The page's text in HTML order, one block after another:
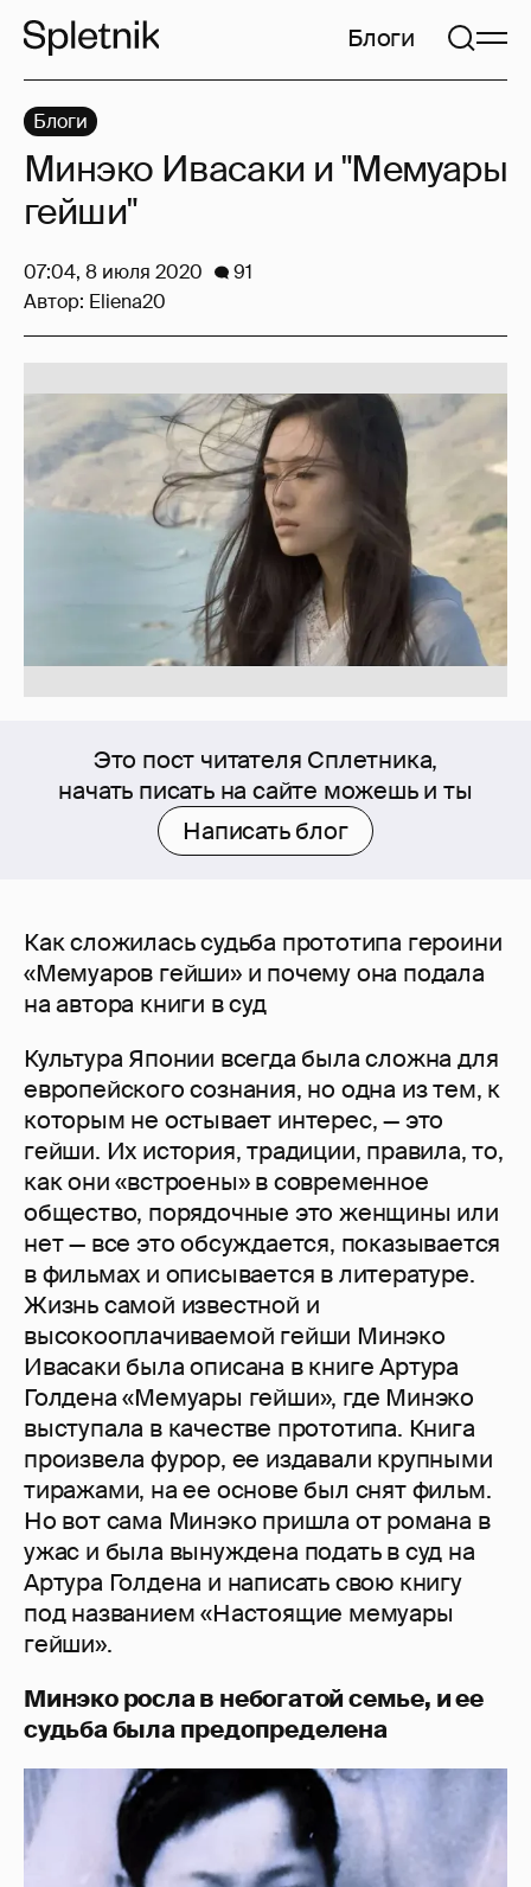
Блоги
Это пост читателя Сплетника,
начать писать на сайте можешь и ты
Написать блог
Как сложилась судьба прототипа героини
«Мемуаров гейши» и почему она подала
на автора книги в суд
Культура Японии всегда была сложна для
европейского сознания, но одна из тем, к
которым не остывает интерес, — это
гейши. Их история, традиции, правила, то,
как они «встроены» в современное
общество, порядочные это женщины или
нет — все это обсуждается, показывается
в фильмах и описывается в литературе.
Жизнь самой известной и
высокооплачиваемой гейши Минэко
Ивасаки была описана в книге Артура
Голдена «Мемуары гейши», где Минэко
выступала в качестве прототипа. Книга
произвела фурор, ее издавали крупными
тиражами, на ее основе был снят фильм.
Но вот сама Минэко пришла от романа в
ужас и была вынуждена подать в суд на
Артура Голдена и написать свою книгу
под названием «Настоящие мемуары
гейши».
Минэко росла в небогатой семье, и ее
судьба была предопределена
Блоги
Минэко Ивасаки и "Мемуары
гейши"
07:04, 8 июля 2020
91
Автор: Eliena20